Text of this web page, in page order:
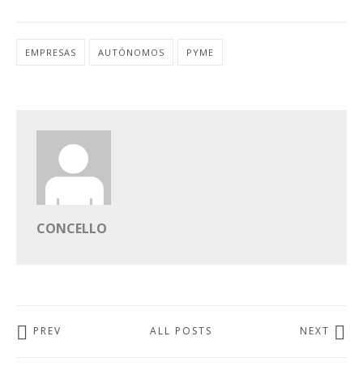
EMPRESAS AUTÓNOMOS PYME
CONCELLO
PREV ALL POSTS NEXT